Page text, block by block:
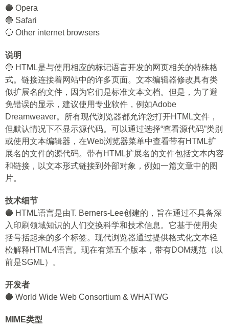
🔵 Opera
🔵 Safari
🔵 Other internet browsers
说明
🔵 HTML是与使用相应的标记语言开发的网页相关的特殊格
式。链接连接着网站中的许多页面。文本编辑器修改具有类
似扩展名的文件，因为它们是标准文本文档。但是，为了避
免错误的显示，建议使用专业软件，例如Adobe
Dreamweaver。所有现代浏览器都允许您打开HTML文件，
但默认情况下不显示源代码。可以通过选择“查看源代码”类别
或使用文本编辑器，在Web浏览器菜单中查看带有HTML扩
展名的文件的源代码。带有HTML扩展名的文件包括文本内容
和链接，以文本形式链接到外部对象，例如一篇文章中的图
片。
技术细节
🔵 HTML语言是由T. Berners-Lee创建的，旨在通过不具备深
入印刷领域知识的人们交换科学和技术信息。它基于使用尖
括号括起来的多个标签。现代浏览器通过提供格式化文本轻
松解释HTML4语言。现在有第五个版本，带有DOM规范（以
前是SGML）。
开发者
🔵 World Wide Web Consortium & WHATWG
MIME类型